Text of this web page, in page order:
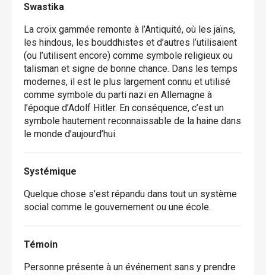
Swastika
La croix gammée remonte à l’Antiquité, où les jaïns,
les hindous, les bouddhistes et d’autres l’utilisaient
(ou l’utilisent encore) comme symbole religieux ou
talisman et signe de bonne chance. Dans les temps
modernes, il est le plus largement connu et utilisé
comme symbole du parti nazi en Allemagne à
l’époque d’Adolf Hitler. En conséquence, c’est un
symbole hautement reconnaissable de la haine dans
le monde d’aujourd’hui.
Systémique
Quelque chose s’est répandu dans tout un système
social comme le gouvernement ou une école.
Témoin
Personne présente à un événement sans y prendre